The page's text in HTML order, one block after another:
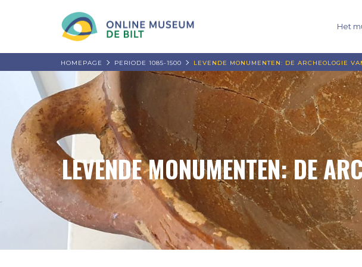
Het
HOMEPAGE PERIODE 1085-1500 LEVENDE MONUMENTEN: DE ARCHEOLOGIE
LEVENDE MONUMENTEN: DE